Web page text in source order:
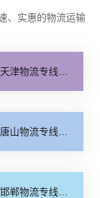
、实惠的物流运输
专线_运保时效「高效快运」
专线_全境派送「收费介绍」
专线_物流拼车「全境配送」